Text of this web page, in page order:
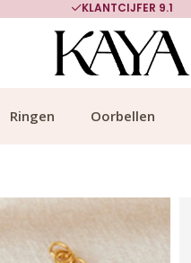
KLANTCIJFER 9.1
Ringen Oorbellen